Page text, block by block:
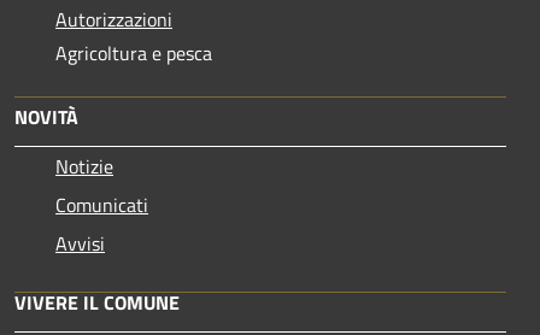
Autorizzazioni
Agricoltura e pesca
NOVITÀ
Notizie
Comunicati
Avvisi
VIVERE IL COMUNE